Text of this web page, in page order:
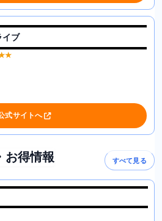
イブ
式サイトへ
お得情報 すべて見る